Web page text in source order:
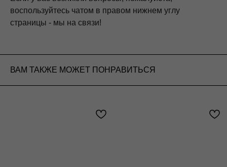
воспользуйтесь чатом в правом нижнем углу
страницы - мы на связи!
ВАМ ТАКЖЕ МОЖЕТ ПОНРАВИТЬСЯ